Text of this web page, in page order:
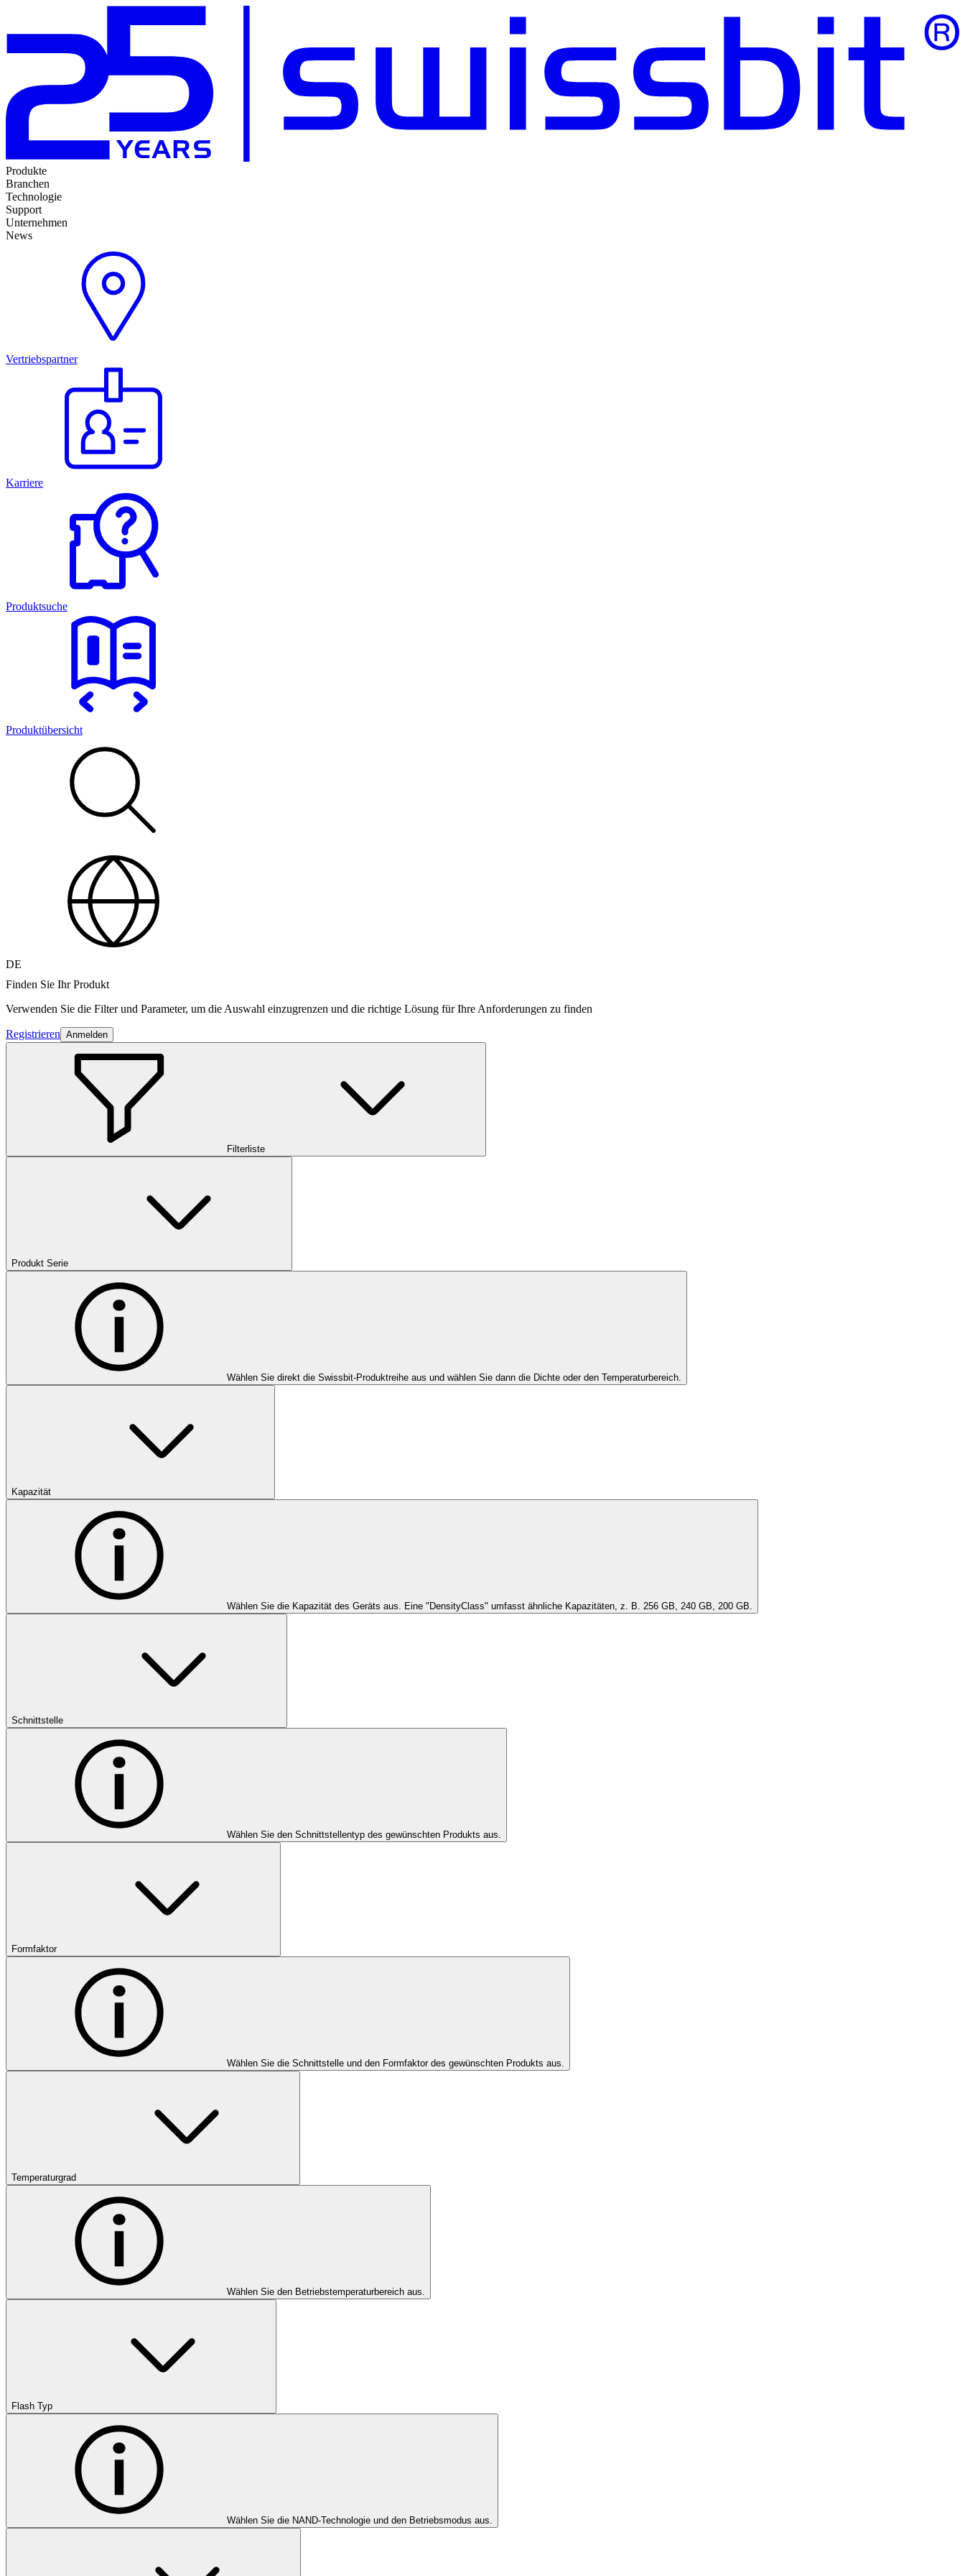
Produkte
Branchen
Technologie
Support
Unternehmen
News
Vertriebspartner
Karriere
Produktsuche
Produktübersicht
DE
Finden Sie Ihr Produkt
Verwenden Sie die Filter und Parameter, um die Auswahl einzugrenzen und die richtige Lösung für Ihre Anforderungen zu finden
Registrieren Anmelden
Filterliste
Produkt Serie
Wählen Sie direkt die Swissbit-Produktreihe aus und wählen Sie dann die Dichte oder den Temperaturbereich.
Kapazität
Wählen Sie die Kapazität des Geräts aus. Eine "DensityClass" umfasst ähnliche Kapazitäten, z. B. 256 GB, 240 GB, 200 GB.
Schnittstelle
Wählen Sie den Schnittstellentyp des gewünschten Produkts aus.
Formfaktor
Wählen Sie die Schnittstelle und den Formfaktor des gewünschten Produkts aus.
Temperaturgrad
Wählen Sie den Betriebstemperaturbereich aus.
Flash Typ
Wählen Sie die NAND-Technologie und den Betriebsmodus aus.